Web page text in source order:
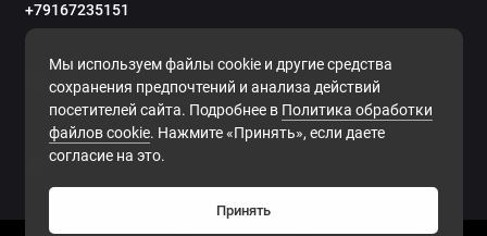
Мы используем файлы cookie и другие средства
сохранения предпочтений и анализа действий
посетителей сайта. Подробнее в Политика обработки
файлов cookie. Нажмите «Принять», если даете
согласие на это.
Принять
+79167235151
Пн.-вс. 09.00 до 20.00